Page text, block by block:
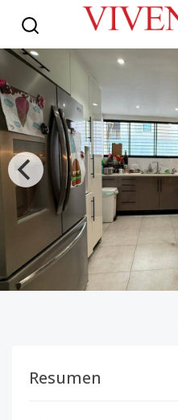
Resumen